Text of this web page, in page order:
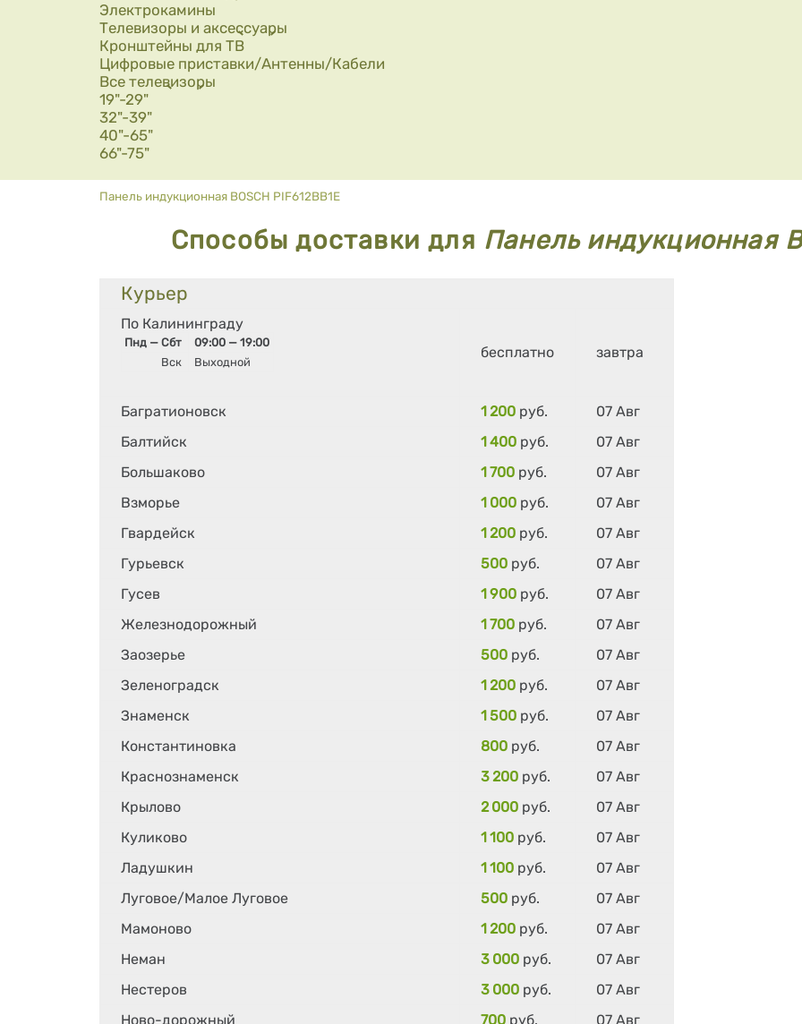
Электрокамины
Телевизоры и аксессуары
Кронштейны для ТВ
Цифровые приставки/Антенны/Кабели
Все телевизоры
19"-29"
32"-39"
40"-65"
66"-75"
Вы здесь
Панель индукционная BOSCH PIF612BB1E
Способы доставки для Панель индукционная
Курьер
По Калининграду
Пнд — Сбт
09:00 — 19:00
Вск
Выходной
бесплатно завтра
Багратионовск 1 200 руб.
07 Авг
Балтийск
1 400 руб.
07 Авг
Большаково
1 700 руб.
07 Авг
Взморье
1 000 руб.
07 Авг
Гвардейск
1 200 руб.
07 Авг
Гурьевск
500 руб.
07 Авг
Гусев
1 900 руб.
07 Авг
Железнодорожный
1 700 руб.
07 Авг
Заозерье
500 руб.
07 Авг
Зеленоградск
1 200 руб.
07 Авг
Знаменск
1 500 руб.
07 Авг
Константиновка
800 руб.
07 Авг
Краснознаменск
3 200 руб.
07 Авг
Крылово
2 000 руб.
07 Авг
Куликово
1 100 руб.
07 Авг
Ладушкин
1 100 руб.
07 Авг
Луговое/Малое Луговое
500 руб.
07 Авг
Мамоново
1 200 руб.
07 Авг
Неман
3 000 руб.
07 Авг
Нестеров
3 000 руб.
07 Авг
Ново-дорожный
700 руб. 07 Авг